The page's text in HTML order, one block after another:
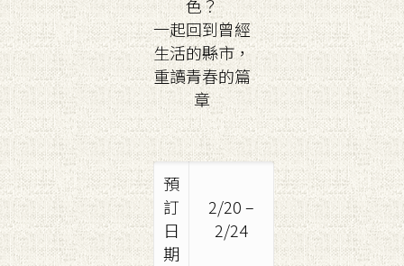
色？
一起回到曾經
生活的縣市，
重讀青春的篇
章
預
訂
日
期
2/20 –
2/24